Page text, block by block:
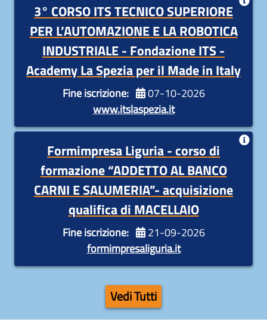
3° CORSO ITS TECNICO SUPERIORE
PER L’AUTOMAZIONE E LA ROBOTICA
INDUSTRIALE - Fondazione ITS -
Academy La Spezia per il Made in Italy
Fine iscrizione:
07-10-2026
www.itslaspezia.it
3° CORSO ITS TECNICO SUPERIORE PER
L’AUTOMAZIONE E LA ROBOTICA INDUSTRIALE
Fondazione ITS - Academy La Spezia per il Made
in Italy
1200 ore di attività didattiche, teoriche e
di laboratorio e 800 ore di attività di stage in
Formimpresa Liguria - corso di
formazione “ADDETTO AL BANCO
CARNI E SALUMERIA”- acquisizione
qualifica di MACELLAIO
Fine iscrizione:
21-09-2026
formimpresaliguria.it
Formimpresa Liguria - Corso di formazione
“ADDETTO AL BANCO CARNI E SALUMERIA” per
l’acquisizione della qualifica di MACELLAIO
SCADENZA ALLE ORE 12:00 DI LUNEDÌ 21
SETTEMBRE 2026
600 ore
Vedi Tutti